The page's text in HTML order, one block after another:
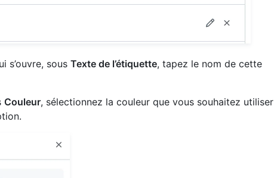
s’ouvre, sous Texte de l’étiquette, tapez le nom de cette
Couleur, sélectionnez la couleur que vous souhaitez utiliser